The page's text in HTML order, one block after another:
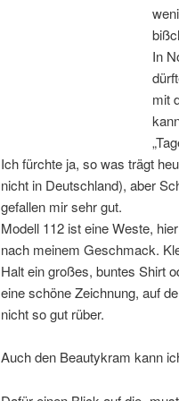
In
mit
Ich fürchte ja, so was trägt
nicht in Deutschland), aber
gefallen mir sehr gut.
Modell 112 ist eine Weste,
nach meinem Geschmack.
Halt ein großes, buntes Shirt
eine schöne Zeichnung, auf
nicht so gut rüber.
Auch den Beautykram kann